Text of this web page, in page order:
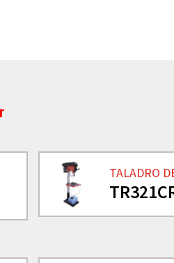
TALADRO